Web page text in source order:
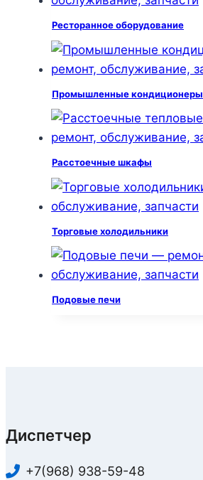
Ресторанное оборудование
Промышленные кондиционеры
Расстоечные шкафы
Торговые холодильники
Подовые печи
Диспетчер
+7(968) 938-59-48